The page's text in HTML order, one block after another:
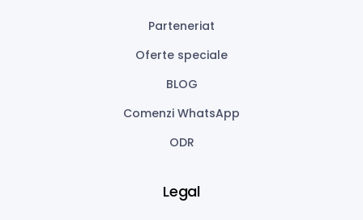
Parteneriat
Oferte speciale
BLOG
Comenzi WhatsApp
ODR
Legal